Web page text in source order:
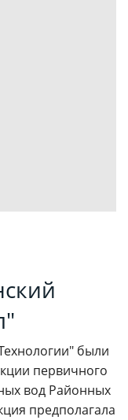
были
первичного
вод Районных
предполагала